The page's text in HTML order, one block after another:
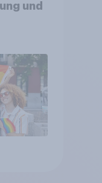
und